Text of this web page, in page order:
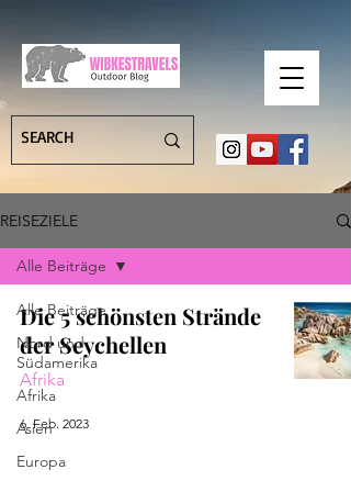
REISEZIELE
Alle Beiträge
Nord und
Südamerika
Afrika
Asien
Europa
Alle Beiträge
Die 5 schönsten Strände
der Seychellen
Afrika
6. Feb. 2023